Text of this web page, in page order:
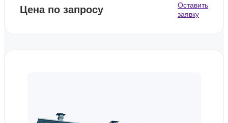
Цена по запросу
Оставить
заявку